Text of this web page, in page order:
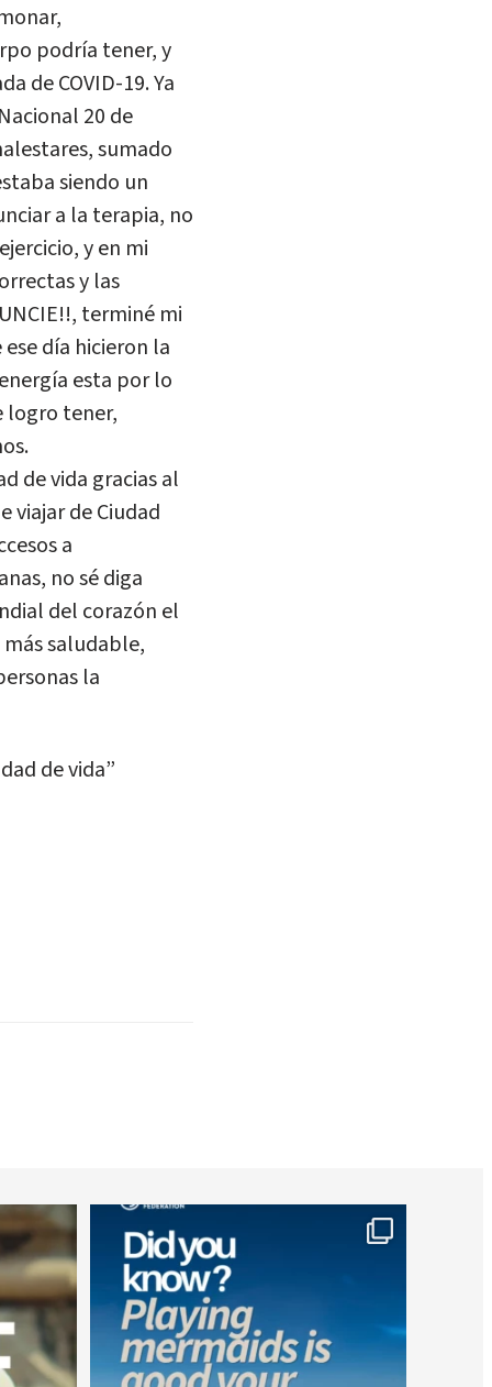
podría tener, y
de COVID-19. Ya
20 de
sumado
siendo un
a la terapia, no
y en mi
y las
terminé mi
día hicieron la
esta por lo
logro tener,
de vida gracias al
viajar de Ciudad
a
no sé diga
del corazón el
saludable,
la
de vida”